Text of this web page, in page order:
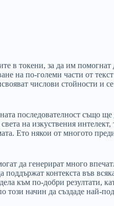
в токени, за да им помогнат
на по-големи части от
числови стойности и
последователност също
на изкуствения интелект,
Ето някои от многото
да генерират много
поддържат контекста във
към по-добри резултати,
този начин да създаде най-